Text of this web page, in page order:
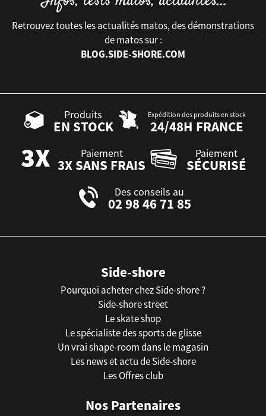
Retrouvez toutes les actualités matos, des démonstrations
de matos sur :
BLOG.SIDE-SHORE.COM
Produits
EN STOCK
Expédition des produits en stock
24/48H FRANCE
Paiement
3X SANS FRAIS
Paiement
SÉCURISÉ
Des conseils au
02 98 46 71 85
Side-shore
Pourquoi acheter chez Side-shore ?
Side-shore street
Le skate shop
Le spécialiste des sports de glisse
Un vrai shape-room dans le magasin
Les news et actu de Side-shore
Les Offres club
Nos Partenaires